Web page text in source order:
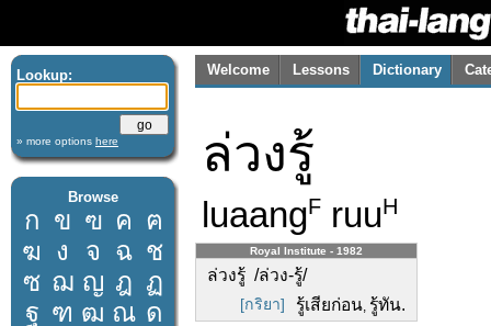
Lookup:
» more options here
Browse
ก ข ฃ ค ฅ
ฆ ง จ ฉ ช
ซ ฌ ญ ฎ ฏ
ฐ ฑ ฒ ณ ด
Welcome Lessons Dictionary
ล่วงรู้
luaangF ruuH
Royal Institute - 1982
ล่วงรู้ /ล่วง-รู้/
[กริยา] รู้เสียก่อน, รู้ทัน.